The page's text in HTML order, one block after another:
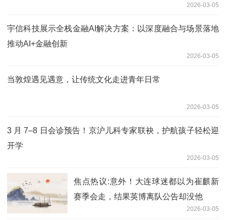
2026-03-05
宇信科技展示全栈金融AI解决方案：以深度融合与场景落地
推动AI+金融创新
2026-03-05
当敦煌遇见遇意，让传统文化走进青年日常
2026-03-05
3 月 7–8 日会诊预告！京沪儿科专家联袂，护航孩子轻松迎
开学
2026-03-05
焦点热议:意外！大连球迷都以为崔麒新
赛季会走，结果英博离队公告却没他
2026-03-05